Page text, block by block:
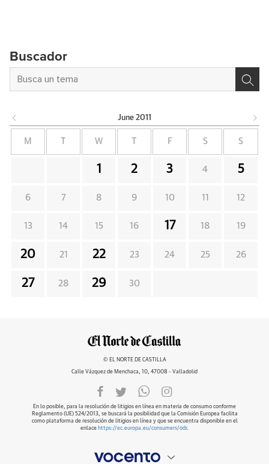
Buscador
June 2011
M W F S S
1 2 3 4 5
6 7 8 9 10 11 12
13 14 15 16 17 18 19
20 21 22 23 24 25 26
27 28 29 30
© EL NORTE DE CASTILLA
Calle Vázquez de Menchaca, 10, 47008 - Valladolid
En lo posible, para la resolución de litigios en línea en materia de consumo conforme
Reglamento (UE) 524/2013, se buscará la posibilidad que la Comisión Europea facilita
como plataforma de resolución de litigios en línea y que se encuentra disponible en el
enlace https://ec.europa.eu/consumers/odr.